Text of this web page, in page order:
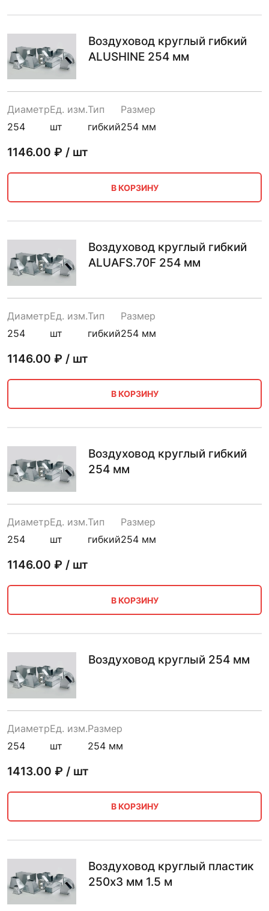
Воздуховод круглый гибкий
ALUSHINE 254 мм
Диаметр
254
Ед. изм.
шт
Тип
гибкий
Размер
254 мм
1146.00 ₽ / шт
В КОРЗИНУ
Воздуховод круглый гибкий
ALUAFS.70F 254 мм
Диаметр
254
Ед. изм.
шт
Тип
гибкий
Размер
254 мм
1146.00 ₽ / шт
В КОРЗИНУ
Воздуховод круглый гибкий
254 мм
Диаметр
254
Ед. изм.
шт
Тип
гибкий
Размер
254 мм
1146.00 ₽ / шт
В КОРЗИНУ
Воздуховод круглый 254 мм
Диаметр
254
Ед. изм.
шт
Размер
254 мм
1413.00 ₽ / шт
В КОРЗИНУ
Воздуховод круглый пластик
250х3 мм 1.5 м